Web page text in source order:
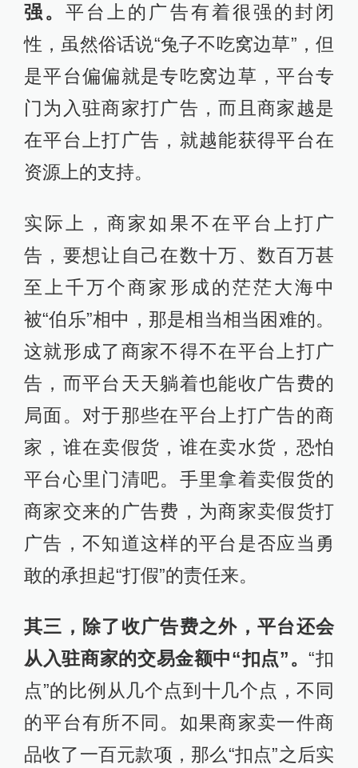
强。平台上的广告有着很强的封闭
性，虽然俗话说“兔子不吃窝边草”，但
是平台偏偏就是专吃窝边草，平台专
门为入驻商家打广告，而且商家越是
在平台上打广告，就越能获得平台在
资源上的支持。
实际上，商家如果不在平台上打广
告，要想让自己在数十万、数百万甚
至上千万个商家形成的茫茫大海中
被“伯乐”相中，那是相当相当困难的。
这就形成了商家不得不在平台上打广
告，而平台天天躺着也能收广告费的
局面。对于那些在平台上打广告的商
家，谁在卖假货，谁在卖水货，恐怕
平台心里门清吧。手里拿着卖假货的
商家交来的广告费，为商家卖假货打
广告，不知道这样的平台是否应当勇
敢的承担起“打假”的责任来。
其三，除了收广告费之外，平台还会
从入驻商家的交易金额中“扣点”。“扣
点”的比例从几个点到十几个点，不同
的平台有所不同。如果商家卖一件商
品收了一百元款项，那么“扣点”之后实